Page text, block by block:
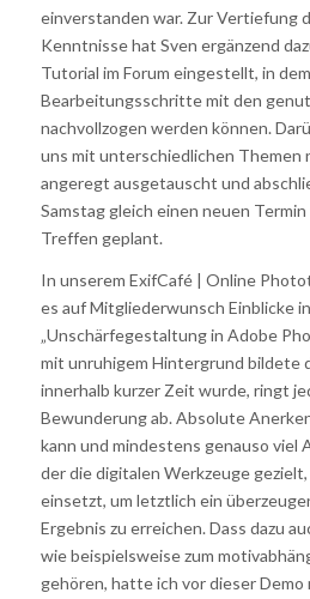
einverstanden war. Zur Vertiefung
Kenntnisse hat Sven ergänzend
Tutorial im Forum eingestellt, in
Bearbeitungsschritte mit den
nachvollzogen werden können.
uns mit unterschiedlichen Themen
angeregt ausgetauscht und
Samstag gleich einen neuen
Treffen geplant.
In unserem ExifCafé | Online
es auf Mitgliederwunsch Einblicke
„Unschärfegestaltung in Adobe
mit unruhigem Hintergrund bildete
innerhalb kurzer Zeit wurde, ringt
Bewunderung ab. Absolute
kann und mindestens genauso viel
der die digitalen Werkzeuge
einsetzt, um letztlich ein
Ergebnis zu erreichen. Dass dazu
wie beispielsweise zum
gehören, hatte ich vor dieser